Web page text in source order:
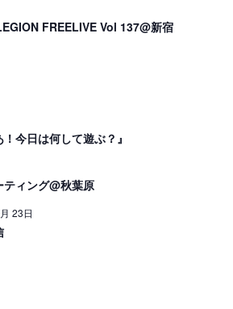
FREELIVE Vol 137@新宿
！今日は何して遊ぶ？』
ティング@秋葉原
23日